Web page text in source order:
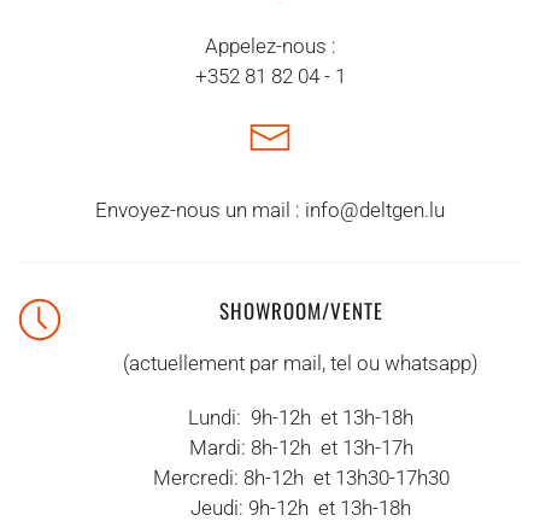
Appelez-nous :
+352 81 82 04 - 1
Envoyez-nous un mail : info@deltgen.lu
SHOWROOM/VENTE
(actuellement par mail, tel ou whatsapp)
Lundi: 9h-12h et 13h-18h
Mardi: 8h-12h et 13h-17h
Mercredi: 8h-12h et 13h30-17h30
Jeudi: 9h-12h et 13h-18h